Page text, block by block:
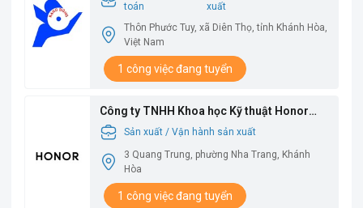
toán
xuất
Thôn Phước Tuy, xã Diên Thọ, tỉnh Khánh Hòa,
Việt Nam
1 công việc đang tuyển
Công ty TNHH Khoa học Kỹ thuật Honor
Việt NamSản xuất / Vận hành sản xuất
3 Quang Trung, phường Nha Trang, Khánh
Hòa
1 công việc đang tuyển